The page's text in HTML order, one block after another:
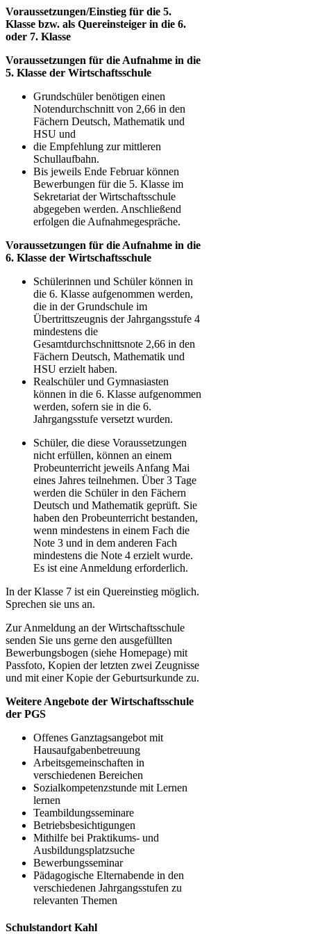
Voraussetzungen/Einstieg für die 5.
Klasse bzw. als Quereinsteiger in die 6.
oder 7. Klasse
Voraussetzungen für die Aufnahme in die
5. Klasse der Wirtschaftsschule
Grundschüler benötigen einen
Notendurchschnitt von 2,66 in den
Fächern Deutsch, Mathematik und
HSU und
die Empfehlung zur mittleren
Schullaufbahn.
Bis jeweils Ende Februar können
Bewerbungen für die 5. Klasse im
Sekretariat der Wirtschaftsschule
abgegeben werden. Anschließend
erfolgen die Aufnahmegespräche.
Voraussetzungen für die Aufnahme in die
6. Klasse der Wirtschaftsschule
Schülerinnen und Schüler können in
die 6. Klasse aufgenommen werden,
die in der Grundschule im
Übertrittszeugnis der Jahrgangsstufe 4
mindestens die
Gesamtdurchschnittsnote 2,66 in den
Fächern Deutsch, Mathematik und
HSU erzielt haben.
Realschüler und Gymnasiasten
können in die 6. Klasse aufgenommen
werden, sofern sie in die 6.
Jahrgangsstufe versetzt wurden.
Schüler, die diese Voraussetzungen
nicht erfüllen, können an einem
Probeunterricht jeweils Anfang Mai
eines Jahres teilnehmen. Über 3 Tage
werden die Schüler in den Fächern
Deutsch und Mathematik geprüft. Sie
haben den Probeunterricht bestanden,
wenn mindestens in einem Fach die
Note 3 und in dem anderen Fach
mindestens die Note 4 erzielt wurde.
Es ist eine Anmeldung erforderlich.
In der Klasse 7 ist ein Quereinstieg möglich.
Sprechen sie uns an.
Zur Anmeldung an der Wirtschaftsschule
senden Sie uns gerne den ausgefüllten
Bewerbungsbogen (siehe Homepage) mit
Passfoto, Kopien der letzten zwei Zeugnisse
und mit einer Kopie der Geburtsurkunde zu.
Weitere Angebote der Wirtschaftsschule
der PGS
Offenes Ganztagsangebot mit
Hausaufgabenbetreuung
Arbeitsgemeinschaften in
verschiedenen Bereichen
Sozialkompetenzstunde mit Lernen
lernen
Teambildungsseminare
Betriebsbesichtigungen
Mithilfe bei Praktikums- und
Ausbildungsplatzsuche
Bewerbungsseminar
Pädagogische Elternabende in den
verschiedenen Jahrgangsstufen zu
relevanten Themen
Schulstandort Kahl